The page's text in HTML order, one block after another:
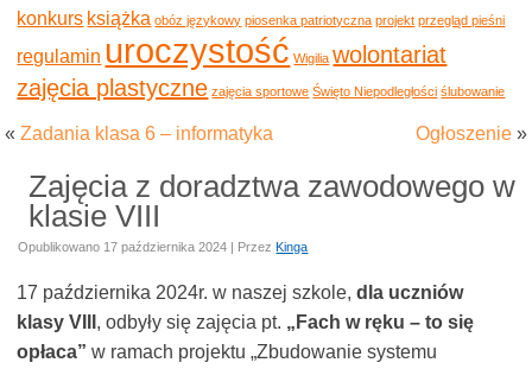
konkurs książka obóz językowy piosenka patriotyczna projekt przegląd pieśni
regulamin uroczystość Wigilia wolontariat
zajęcia plastyczne zajęcia sportowe Święto Niepodległości ślubowanie
«Zadania klasa 6 – informatyka Ogłoszenie»
Zajęcia z doradztwa zawodowego w
klasie VIII
Opublikowano 17 października 2024 | Przez Kinga
17 października 2024r. w naszej szkole,dla uczniów
klasy VIII , odbyły się zajęcia pt. „Fach w ręku – to się
opłaca” w ramach projektu „Zbudowanie systemu